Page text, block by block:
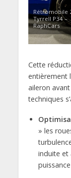
Rétromobile
Tyrrell P34 –
RaphCars
Cette
entièrement
aileron
techniques
» les
induite et